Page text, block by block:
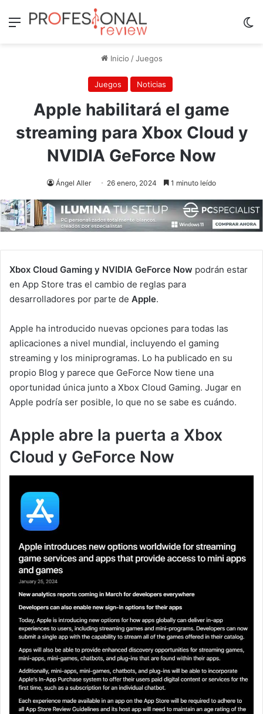
Menú
Inicio / Juegos
Juegos Noticias
Apple habilitará el game
streaming para Xbox Cloud y
NVIDIA GeForce Now
Ángel Aller 26 enero, 2024 1 minuto leído
Xbox Cloud Gaming y NVIDIA GeForce Now podrán estar
en App Store tras el cambio de reglas para
desarrolladores por parte de Apple.
Apple ha introducido nuevas opciones para todas las
aplicaciones a nivel mundial, incluyendo el gaming
streaming y los miniprogramas. Lo ha publicado en su
propio Blog y parece que GeForce Now tiene una
oportunidad única junto a Xbox Cloud Gaming. Jugar en
Apple podría ser posible, lo que no se sabe es cuándo.
Apple abre la puerta a Xbox
Cloud y GeForce Now